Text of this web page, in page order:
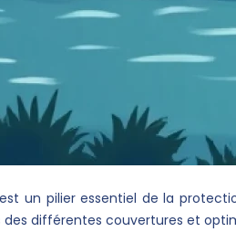
est un pilier essentiel de la
différentes couvertures et